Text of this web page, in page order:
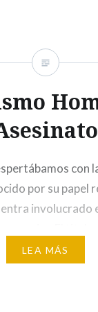
con
por su papel
involucrado
el actor ha sido
LEA MÁS